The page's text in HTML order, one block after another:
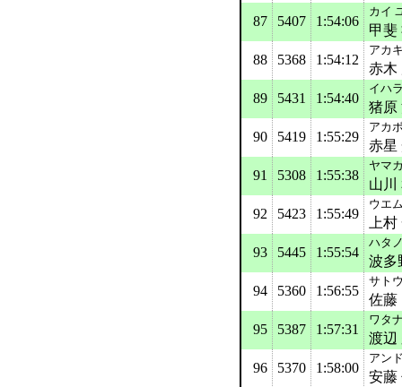
87
5407 1:54:06
カイ
甲斐
88
5368 1:54:12
アカ
赤木
89
5431 1:54:40
イハ
猪原
90
5419 1:55:29
アカ
赤星
91
5308 1:55:38
ヤマ
山川
92
5423 1:55:49
ウエ
上
93
5445 1:55:54
ハタ
波多
94
5360 1:56:55
サト
佐
95
5387 1:57:31
ワタ
渡辺
96
5370 1:58:00
アン
安藤